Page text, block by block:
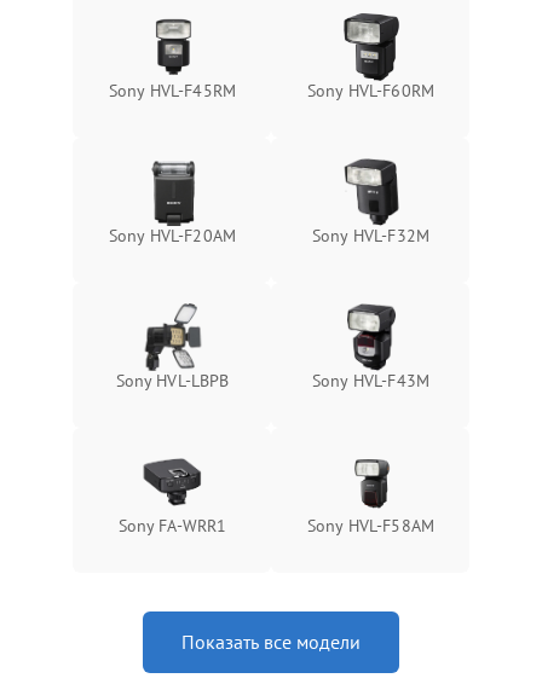
Sony HVL-F45RM Sony HVL-F60RM
Sony HVL-F20AM Sony HVL-F32M
Sony HVL-LBPB Sony HVL-F43M
Sony FA-WRR1 Sony HVL-F58AM
Показать все модели